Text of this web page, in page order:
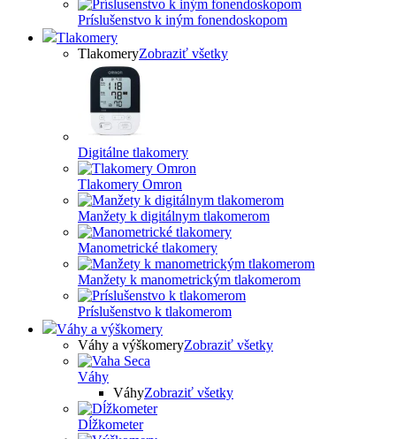
Príslušenstvo k iným fonendoskopom
Tlakomery
TlakomeryZobraziť všetky
Digitálne tlakomery
Tlakomery Omron
Manžety k digitálnym tlakomerom
Manometrické tlakomery
Manžety k manometrickým tlakomerom
Príslušenstvo k tlakomerom
Váhy a výškomery
Váhy a výškomeryZobraziť všetky
Váhy
VáhyZobraziť všetky
Dĺžkometer